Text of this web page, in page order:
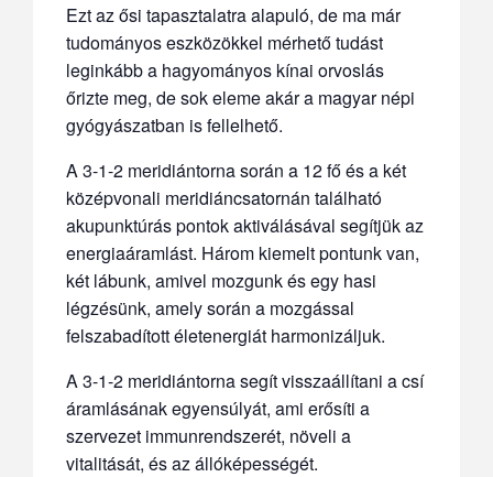
Ezt az ősi tapasztalatra alapuló, de ma már
tudományos eszközökkel mérhető tudást
leginkább a hagyományos kínai orvoslás
őrizte meg, de sok eleme akár a magyar népi
gyógyászatban is fellelhető.
A 3-1-2 meridiántorna során a 12 fő és a két
középvonali meridiáncsatornán található
akupunktúrás pontok aktiválásával segítjük az
energiaáramlást. Három kiemelt pontunk van,
két lábunk, amivel mozgunk és egy hasi
légzésünk, amely során a mozgással
felszabadított életenergiát harmonizáljuk.
A 3-1-2 meridiántorna segít visszaállítani a csí
áramlásának egyensúlyát, ami erősíti a
szervezet immunrendszerét, növeli a
vitalitását, és az állóképességét.